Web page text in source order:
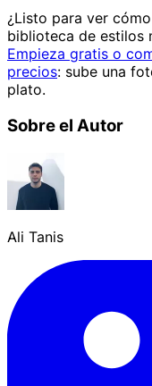
¿Listo para ver
biblioteca de estilos
Empieza gratis o
precios: sube una
plato.
Sobre el Autor
Ali Tanis